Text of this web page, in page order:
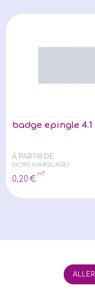
badge epingle 4.1
À PARTIR DE
(HORS MARQUAGE)
0,20 €
HT